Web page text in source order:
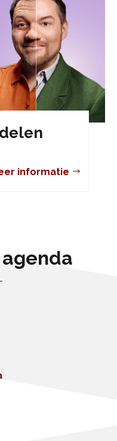
informatie